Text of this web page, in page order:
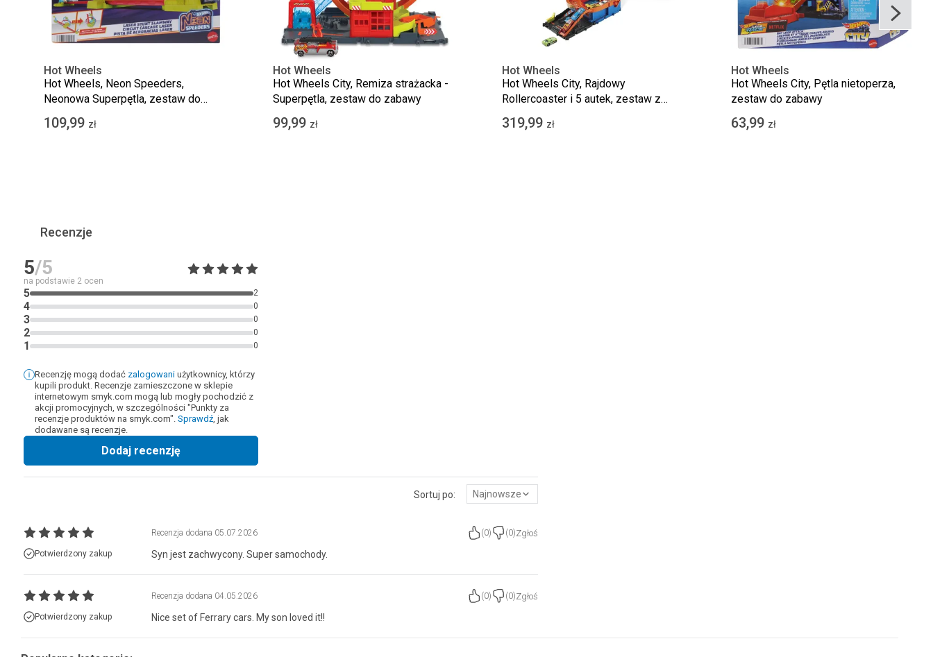
Hot Wheels
Hot Wheels, Neon Speeders,
Neonowa Superpętla, zestaw do
zabawy z autkiem
109,99 zł
Hot Wheels
Hot Wheels City, Remiza strażacka -
Superpętla, zestaw do zabawy
99,99 zł
Hot Wheels
Hot Wheels City, Rajdowy
Rollercoaster i 5 autek, zestaw z
napędem + Mistrzowski skok na pętli
GRATIS, zestaw promocyjny
319,99 zł
Hot Wheels
Hot Wheels City, Pętla nietoperza,
zestaw do zabawy
63,99 zł
Recenzje
5/5
na podstawie 2 ocen
5 2
4 0
3 0
2 0
1 0
Recenzję mogą dodać zalogowani użytkownicy, którzy
kupili produkt. Recenzje zamieszczone w sklepie
internetowym smyk.com mogą lub mogły pochodzić z
akcji promocyjnych, w szczególności "Punkty za
recenzje produktów na smyk.com". Sprawdź, jak
dodawane są recenzje.
Dodaj recenzję
Sortuj po: Najnowsze
Recenzja dodana 05.07.2026 (0) (0)Zgłoś
Potwierdzony zakup Syn jest zachwycony. Super samochody.
Recenzja dodana 04.05.2026 (0) (0)Zgłoś
Potwierdzony zakup Nice set of Ferrary cars. My son loved it!!